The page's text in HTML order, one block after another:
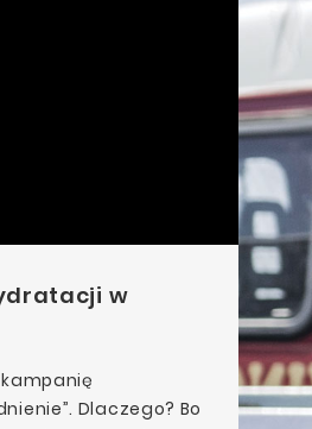
w
kampanię
Dlaczego? Bo